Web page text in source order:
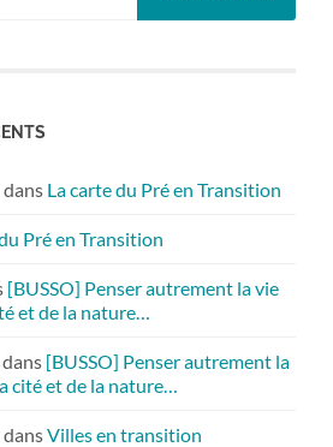
dans La carte du Pré en Transition
Pré en Transition
[BUSSO] Penser autrement la vie
et de la nature…
dans [BUSSO] Penser autrement la
cité et de la nature…
dansVilles en transition